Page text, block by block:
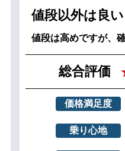
値段以外は良い
値段は高めですが、
総合評価
価格満足度
乗り心地